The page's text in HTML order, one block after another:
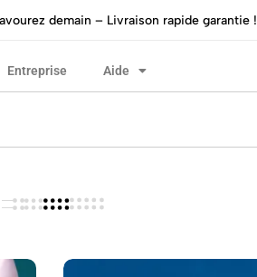
demain – Livraison rapide garantie !
Entreprise Aide